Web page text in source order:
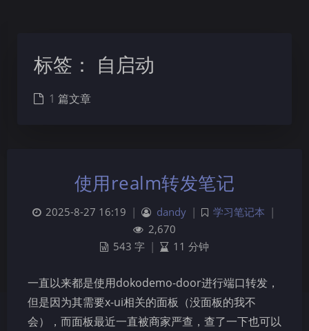
标签： 自启动
1 篇文章
使用realm转发笔记
2025-8-27 16:19 dandy 学习笔记本
2,670
543 字
11 分钟
一直以来都是使用dokodemo-door进行端口转发，
但是因为其需要x-ui相关的面板（没面板的我不
会），而面板最近一直被商家严查，查了一下也可以